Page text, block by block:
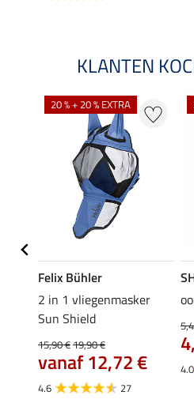
KLANTEN
20 % + 20 % EXTRA
Felix Bühler
2 in 1 vliegenmasker
Sun Shield
15,90 €19,90 €
vanaf 12,72 €
4.6 27
4.0